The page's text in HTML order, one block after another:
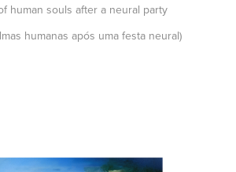
human souls after a neural party
humanas após uma festa neural)